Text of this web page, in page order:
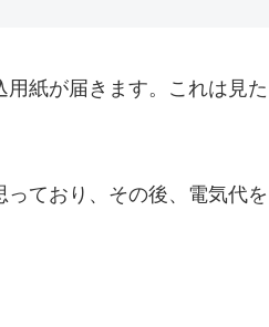
紙が届きます。これは見た
ており、その後、電気代を